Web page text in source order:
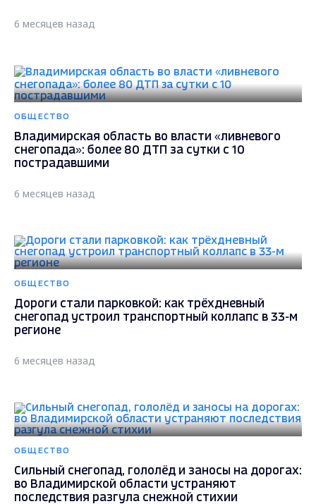
6 месяцев назад
ОБЩЕСТВО
Владимирская область во власти «ливневого
снегопада»: более 80 ДТП за сутки с 10
пострадавшими
6 месяцев назад
ОБЩЕСТВО
Дороги стали парковкой: как трёхдневный
снегопад устроил транспортный коллапс в 33-м
регионе
6 месяцев назад
ОБЩЕСТВО
Сильный снегопад, гололёд и заносы на дорогах:
во Владимирской области устраняют
последствия разгула снежной стихии